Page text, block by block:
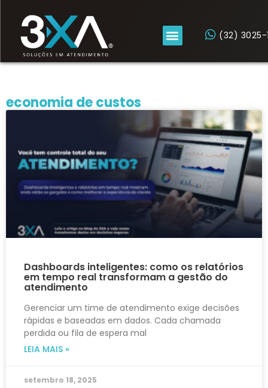
(32) 3025-
economia de custos
Dashboards inteligentes: como os relatórios
em tempo real transformam a gestão do
atendimento
Gerenciar um time de atendimento exige decisões
rápidas e baseadas em dados. Cada chamada
perdida ou fila de espera mal
LEIA MAIS »
setembro 18, 2025